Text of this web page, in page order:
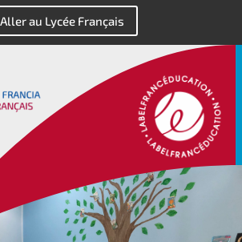
Aller au Lycée Français